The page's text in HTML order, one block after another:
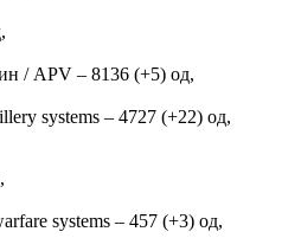
/ APV ‒ 8136 (+5) од,
systems – 4727 (+22) од,
systems ‒ 457 (+3) од,